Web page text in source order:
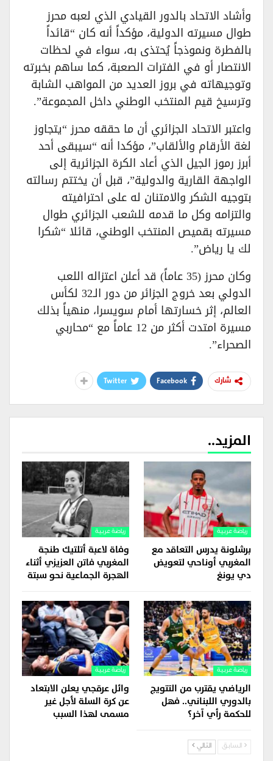
وأشاد الاتحاد بالدور القيادي الذي لعبه محرز
طوال مسيرته الدولية، مؤكداً أنه كان “قائداً
بالفطرة ونموذجاً يُحتذى به، سواء في لحظات
الانتصار أو في الفترات الصعبة، كما ساهم بخبرته
وتوجيهاته في بروز العديد من المواهب الشابة
وترسيخ قيم المنتخب الوطني داخل المجموعة”.
واعتبر الاتحاد الجزائري أن ما حققه محرز “يتجاوز
لغة الأرقام والألقاب”، مؤكدا أنه “سيبقى أحد
أبرز رموز الجيل الذي أعاد الكرة الجزائرية إلى
الواجهة القارية والدولية”، قبل أن يختتم رسالته
بتوجيه الشكر والامتنان له على احترافيته
والتزامه وكل ما قدمه للشعب الجزائري طوال
مسيرته بقميص المنتخب الوطني، قائلا “شكرا
لك يا رياض”.
وكان محرز (35 عاماً) قد أعلن اعتزاله اللعب
الدولي بعد خروج الجزائر من دور الـ32 لكأس
العالم، إثر خسارتها أمام سويسرا، منهياً بذلك
مسيرة امتدت أكثر من 12 عاماً مع “محاربي
الصحراء”.
شارك Facebook
Twitter
المزيد..
رياضة عربية
برشلونة يدرس التعاقد مع
المغربي أوناحي لتعويض
دي يونغ
رياضة عربية
وفاة لاعبة أتلتيك طنجة
المغربي فاتن العزيزي أثناء
الهجرة الجماعية نحو سبتة
رياضة عربية
الرياضي يقترب من التتويج
بالدوري اللبناني.. فهل
للحكمة رأي آخر؟
رياضة عربية
وائل عرقجي يعلن الابتعاد
عن كرة السلة لأجل غير
مسمى لهذا السبب
السابق التالي